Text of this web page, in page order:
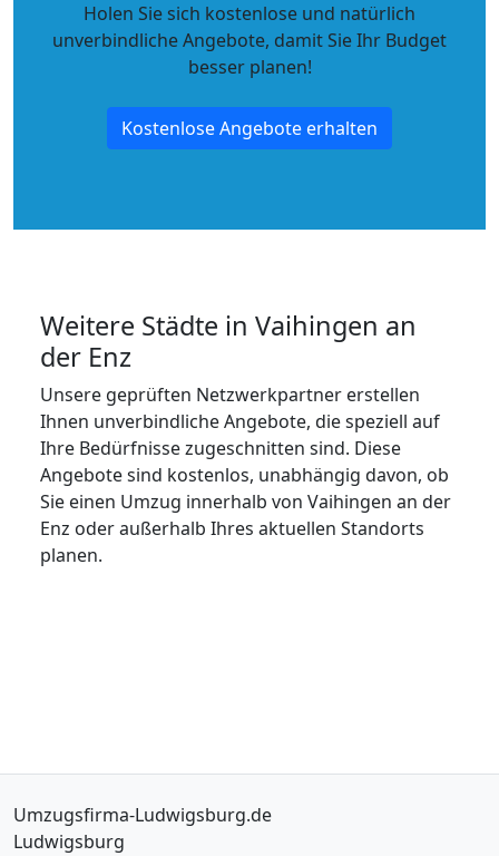
Holen Sie sich kostenlose und natürlich
unverbindliche Angebote, damit Sie Ihr Budget
besser planen!
Kostenlose Angebote erhalten
Weitere Städte in Vaihingen an
der Enz
Unsere geprüften Netzwerkpartner erstellen
Ihnen unverbindliche Angebote, die speziell auf
Ihre Bedürfnisse zugeschnitten sind. Diese
Angebote sind kostenlos, unabhängig davon, ob
Sie einen Umzug innerhalb von Vaihingen an der
Enz oder außerhalb Ihres aktuellen Standorts
planen.
Umzugsfirma-Ludwigsburg.de
Ludwigsburg